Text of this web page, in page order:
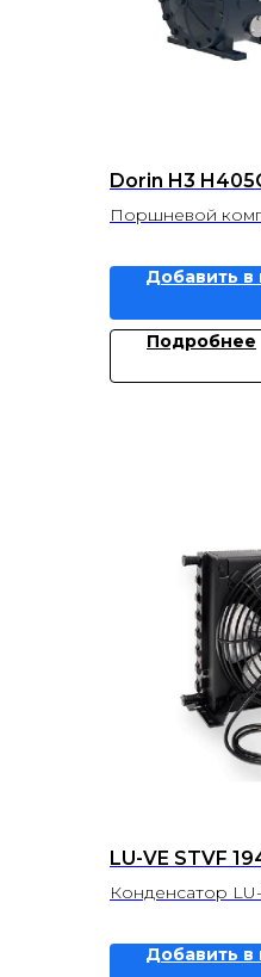
Dorin H3
Поршневой
Добавить в
Подробнее
LU-VE STVF
Конденсатор
Добавить в